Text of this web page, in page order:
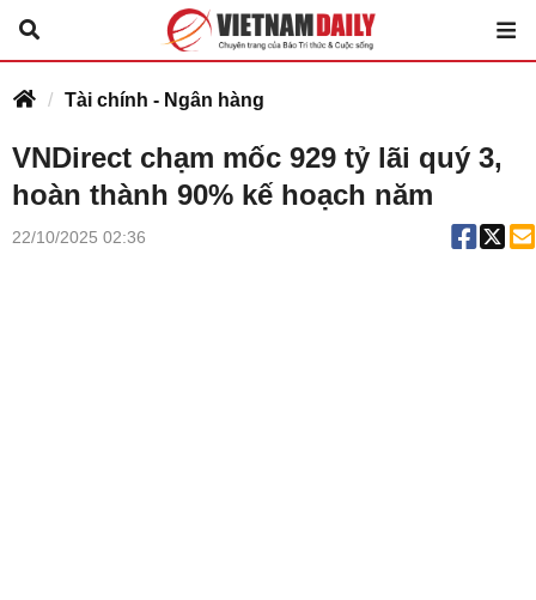
Tài chính - Ngân hàng
VNDirect chạm mốc 929 tỷ lãi quý 3,
hoàn thành 90% kế hoạch năm
22/10/2025 02:36